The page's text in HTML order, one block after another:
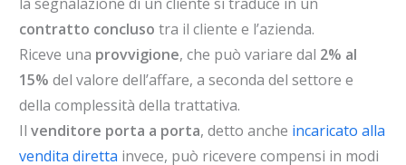
contratto concluso tra il cliente e l’azienda.
Riceve una provvigione, che può variare dal 2% al
15% del valore dell’affare, a seconda del settore e
della complessità della trattativa.
Il venditore porta a porta, detto anche incaricato alla
vendita diretta invece, può ricevere compensi in modi